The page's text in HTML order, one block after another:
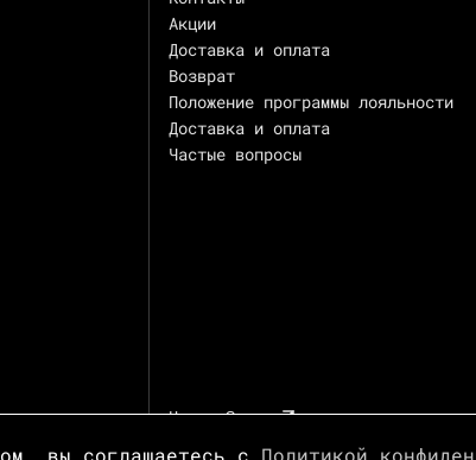
Акции
Доставка и оплата
Возврат
Положение программы лояльности
Доставка и оплата
Частые вопросы
Центр Зотов
вы соглашаетесь с Политикой